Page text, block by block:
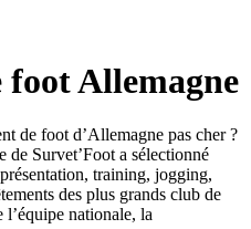
foot Allemagne
de foot d’Allemagne pas cher ?
de Survet’Foot a sélectionné
training, jogging,
des plus grands club de
l’équipe nationale, la